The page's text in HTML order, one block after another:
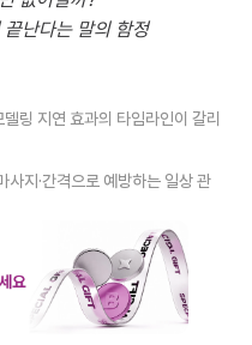
난다는 말의 함정
링 지연 효과의 타임라인이 갈리
사지·간격으로 예방하는 일상 관